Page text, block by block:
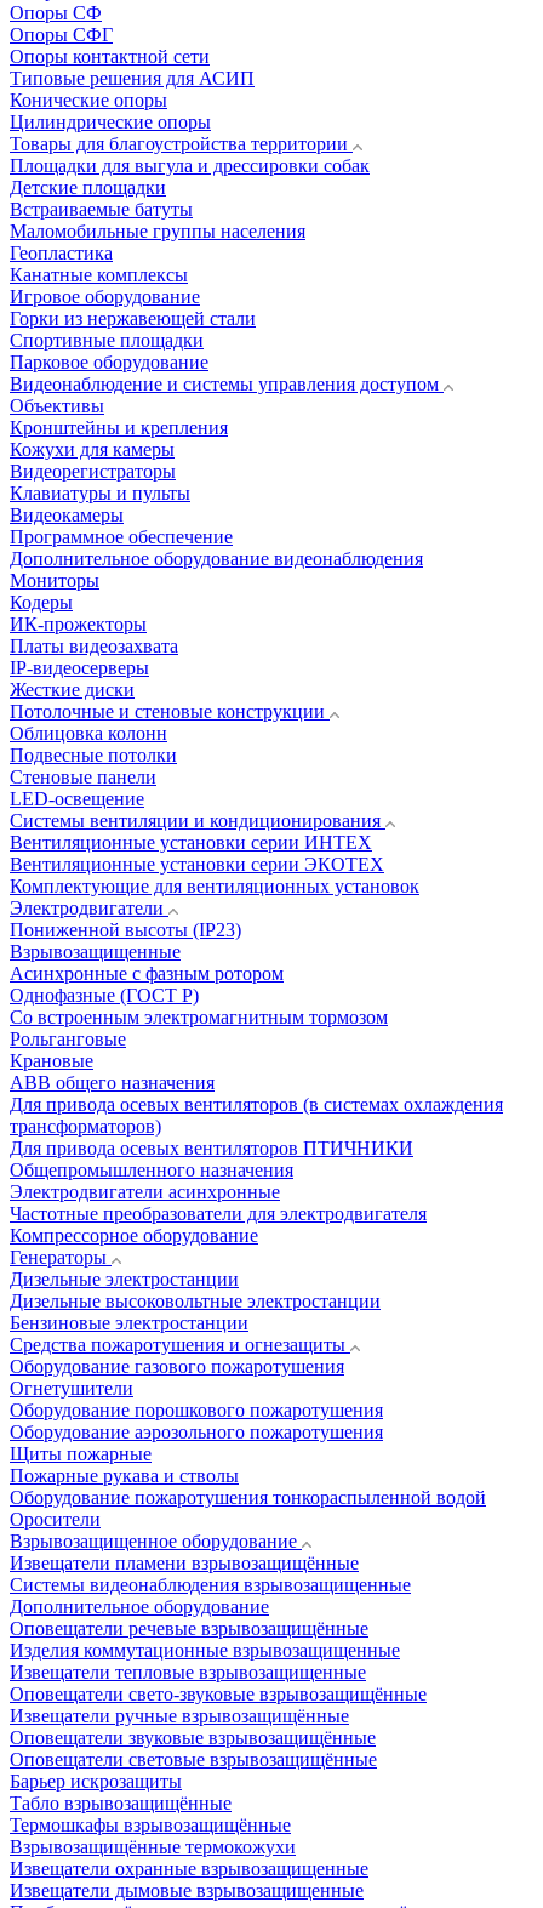
Опоры СФ
Опоры СФГ
Опоры контактной сети
Типовые решения для АСИП
Конические опоры
Цилиндрические опоры
Товары для благоустройства территории
Площадки для выгула и дрессировки собак
Детские площадки
Встраиваемые батуты
Маломобильные группы населения
Геопластика
Канатные комплексы
Игровое оборудование
Горки из нержавеющей стали
Спортивные площадки
Парковое оборудование
Видеонаблюдение и системы управления доступом
Объективы
Кронштейны и крепления
Кожухи для камеры
Видеорегистраторы
Клавиатуры и пульты
Видеокамеры
Программное обеспечение
Дополнительное оборудование видеонаблюдения
Мониторы
Кодеры
ИК-прожекторы
Платы видеозахвата
IP-видеосерверы
Жесткие диски
Потолочные и стеновые конструкции
Облицовка колонн
Подвесные потолки
Стеновые панели
LED-освещение
Системы вентиляции и кондиционирования
Вентиляционные установки серии ИНТЕХ
Вентиляционные установки серии ЭКОТЕХ
Комплектующие для вентиляционных установок
Электродвигатели
Пониженной высоты (IP23)
Взрывозащищенные
Асинхронные с фазным ротором
Однофазные (ГОСТ Р)
Со встроенным электромагнитным тормозом
Рольганговые
Крановые
АВВ общего назначения
Для привода осевых вентиляторов (в системах охлаждения
трансформаторов)
Для привода осевых вентиляторов ПТИЧНИКИ
Общепромышленного назначения
Электродвигатели асинхронные
Частотные преобразователи для электродвигателя
Компрессорное оборудование
Генераторы
Дизельные электростанции
Дизельные высоковольтные электростанции
Бензиновые электростанции
Средства пожаротушения и огнезащиты
Оборудование газового пожаротушения
Огнетушители
Оборудование порошкового пожаротушения
Оборудование аэрозольного пожаротушения
Щиты пожарные
Пожарные рукава и стволы
Оборудование пожаротушения тонкораспыленной водой
Оросители
Взрывозащищенное оборудование
Извещатели пламени взрывозащищённые
Системы видеонаблюдения взрывозащищенные
Дополнительное оборудование
Оповещатели речевые взрывозащищённые
Изделия коммутационные взрывозащищенные
Извещатели тепловые взрывозащищенные
Оповещатели свето-звуковые взрывозащищённые
Извещатели ручные взрывозащищённые
Оповещатели звуковые взрывозащищённые
Оповещатели световые взрывозащищённые
Барьер искрозащиты
Табло взрывозащищённые
Термошкафы взрывозащищённые
Взрывозащищённые термокожухи
Извещатели охранные взрывозащищенные
Извещатели дымовые взрывозащищенные